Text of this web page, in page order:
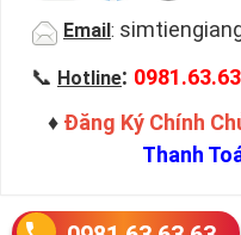
Email :
📞 Hotline:
♦ Đăng Ký Chính
Thanh